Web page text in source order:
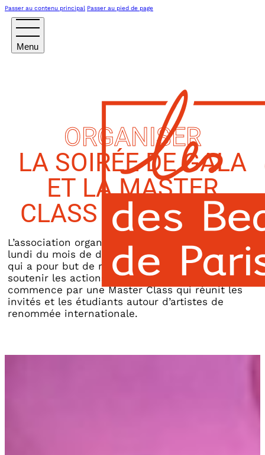
Passer au contenu principal Passer au pied de page
ORGANISER
LA SOIRÉE DE GALA
ET LA MASTER
CLASS ANNUELLES
L’association organise chaque année, le premier
lundi du mois de décembre, une soirée de gala
qui a pour but de récolter des fonds afin de
soutenir les actions de l’association.
La soirée
commence par une Master Class qui réunit les
invités et les étudiants autour d’artistes de
renommée internationale.